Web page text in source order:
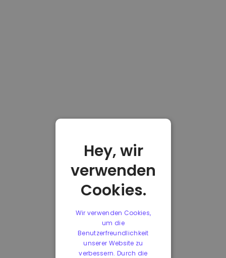
Hey, wir
verwenden
Cookies.
Wir verwenden Cookies,
um die
Benutzerfreundlichkeit
unserer Website zu
verbessern. Durch die